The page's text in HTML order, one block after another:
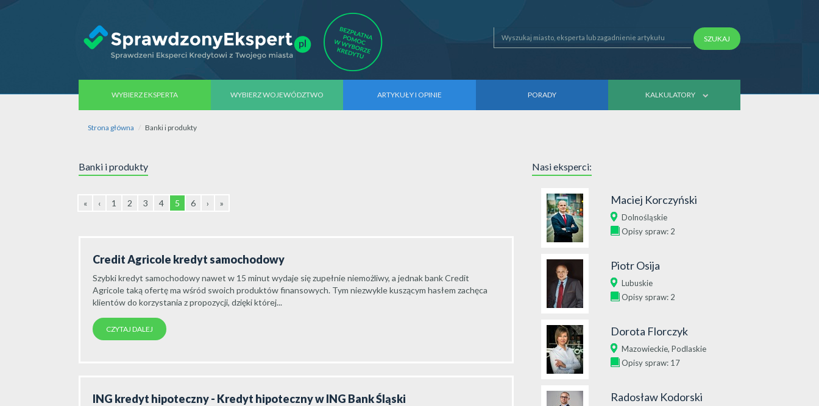
SZUKAJ
WYBIERZ EKSPERTA WYBIERZ WOJEWÓDZTWO ARTYKUŁY I OPINIE PORADY KALKULATORY
Strona główna Banki i produkty
Banki i produkty
« ‹ 1 2 3 4 5 6 › »
Credit Agricole kredyt samochodowy
Szybki kredyt samochodowy nawet w 15 minut wydaje się zupełnie niemożliwy, a jednak bank Credit
Agricole taką ofertę ma wśród swoich produktów finansowych. Tym niezwykle kuszącym hasłem zachęca
klientów do korzystania z propozycji, dzięki której...
CZYTAJ DALEJ
ING kredyt hipoteczny - Kredyt hipoteczny w ING Bank Śląski
Nasi eksperci:
Maciej Korczyński
Dolnośląskie
Opisy spraw: 2
Piotr Osija
Lubuskie
Opisy spraw: 2
Dorota Florczyk
Mazowieckie, Podlaskie
Opisy spraw: 17
Radosław Kodorski